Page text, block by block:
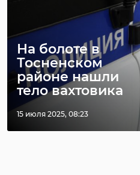
На болоте в
Тосненском
районе нашли
тело вахтовика
15 июля 2025, 08:23